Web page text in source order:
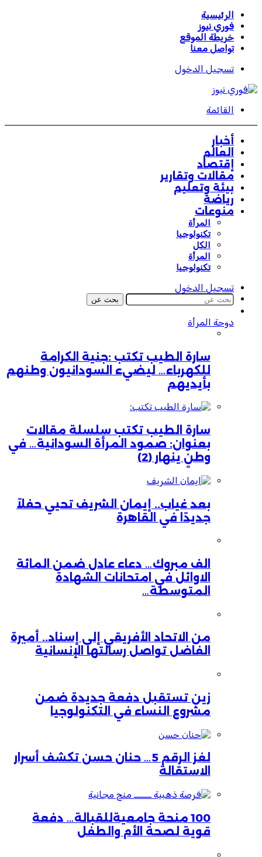
الرئيسية
فوري نيوز
خريطة الموقع
تواصل معنا
تسجيل الدخول
القائمة
أخبار
العالم
إقتصاد
مقالات وتقارير
بيئة وتعليم
رياضة
منوعات
المرأة
تكنولوجيا
الكل
المرأة
تكنولوجيا
تسجيل الدخول
بحث عن
دوحة المرأة
سارة الطيب تكتب :جنية الكرامة
للكهرباء… ليضيء السودانيون وطنهم
بأيديهم
سارة الطيب تكتب سلسلة مقالات
بعنوان: صمود المرأة السودانية… في
وطنٍ ينهار (2)
بعد غياب.. إيمان الشريف تحيي حفلاً
جديدًا في القاهرة
الف مبروك… دعاء عادل ضمن المائة
الاوائل في امتحانات الشهادة
المتوسطة…
من الاتحاد الأفريقي إلى إسناد.. أميرة
الفاضل تواصل رسالتها الإنسانية
زين تستقبل دفعة جديدة ضمن
مشروع النساء في التكنولوجيا
لغز الرقم 5… حنان حسن تكشف أسرار
الاستقالة
100 منحة جامعيةللقبالة… دفعة
قوية لصحة الأم والطفل